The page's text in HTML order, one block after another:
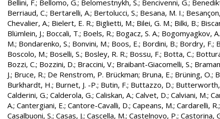
Bellini, F.; Bellomo, G.; Belomestnykh, S.; Bencivenni, G.;
Berriaud, C.; Bertarelli, A.; Bertolucci, S.; Besana, M. I.;
Chevalier, A.; Bielert, E. R.; Biglietti, M.; Bilei, G. M.; Bilki, B.;
Blümlein, J.; Boccali, T.; Boels, R.; Bogacz, S. A.; Bogomyagkov, A.
M.; Bondarenko, S.; Bonvini, M.; Boos, E.; Bordini, B.; Bordry, F.;
Boscolo, M.; Boselli, S.; Bosley, R. R.; Bossu, F.; Botta, C.;
Bozzi, C.; Bozzini, D.; Braccini, V.; Braibant-Giacomelli, S.;
J.; Bruce, R.; De Renstrom, P. Brückman; Bruna, E.; Brüning, O.;
Burkhardt, H.; Burnet, J. -P.; Butin, F.; Buttazzo, D.;
Calderini, G.; Calderola, G.; Caliskan, A.; Calvet, D.; Calviani, M.;
A.; Cantergiani, E.; Cantore-Cavalli, D.; Capeans, M.; Cardarelli, R.
Casalbuoni, S.; Casas, J.; Cascella, M.; Castelnovo, P.; Castorina,